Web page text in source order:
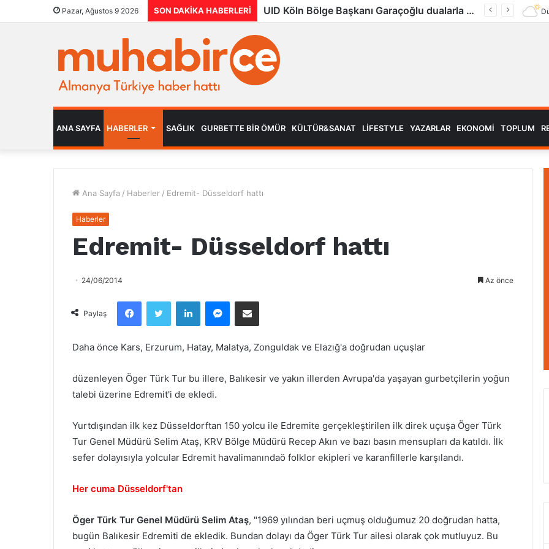
Pazar, Ağustos 9 2026 SON DAKIKA HABERLERI UID Köln Bölge Başkanı Garaçoğlu dualarla son yolculuğuna uğurlandı
ANA SAYFA HABERLER SAĞLIK GURBETTE BIR ÖMÜR KÜLTÜR&SANAT LIFESTYLE YAZARLAR EKONOMI TOPLUM
Ana Sayfa / Haberler / Edremit- Düsseldorf hattı
Haberler
Edremit- Düsseldorf hattı
24/06/2014 Az önce
Paylaş
Daha önce Kars, Erzurum, Hatay, Malatya, Zonguldak ve Elazığ'a doğrudan uçuşlar
düzenleyen Öger Türk Tur bu illere, Balıkesir ve yakın illerden Avrupa'da yaşayan gurbetçilerin yoğun
talebi üzerine Edremit'i de ekledi.
Yurtdışından ilk kez Düsseldorftan 150 yolcu ile Edremite gerçekleştirilen ilk direk uçuşa Öger Türk
Tur Genel Müdürü Selim Ataş, KRV Bölge Müdürü Recep Akın ve bazı basın mensupları da katıldı. İlk
sefer dolayısıyla yolcular Edremit havalimanındaö folklor ekipleri ve karanfillerle karşılandı.
Her cuma Düsseldorf'tan
Öger Türk Tur Genel Müdürü Selim Ataş, "1969 yılından beri uçmuş olduğumuz 20 doğrudan hatta,
bugün Balıkesir Edremiti de ekledik. Bundan dolayı da Öger Türk Tur ailesi olarak çok mutluyuz. Bu